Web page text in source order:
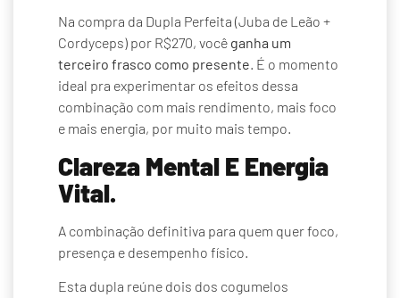
Na compra da Dupla Perfeita (Juba de Leão +
Cordyceps) por R$270, você ganha um
terceiro frasco como presente. É o momento
ideal pra experimentar os efeitos dessa
combinação com mais rendimento, mais foco
e mais energia, por muito mais tempo.
Clareza Mental E Energia
Vital.
A combinação definitiva para quem quer foco,
presença e desempenho físico.
Esta dupla reúne dois dos cogumelos